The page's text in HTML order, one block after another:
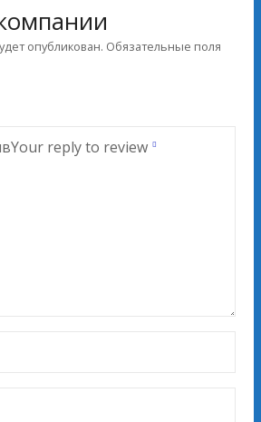
опубликован. Обязательные поля
Your reply to review